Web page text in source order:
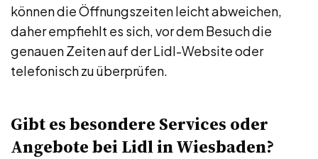
können die Öffnungszeiten leicht abweichen,
daher empfiehlt es sich, vor dem Besuch die
genauen Zeiten auf der Lidl-Website oder
telefonisch zu überprüfen.
Gibt es besondere Services oder
Angebote bei Lidl in Wiesbaden?